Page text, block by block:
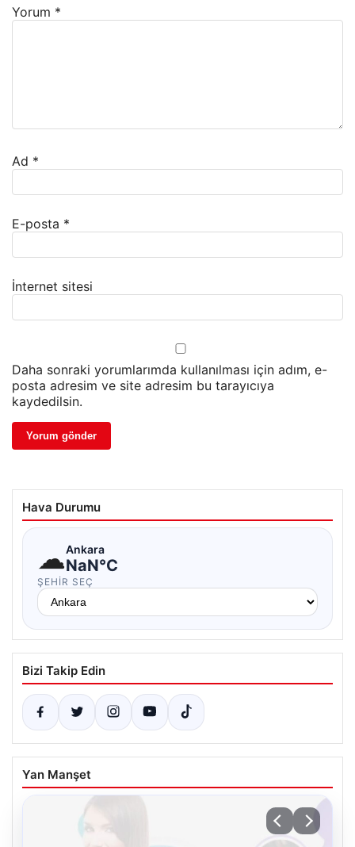
Yorum *
Ad *
E-posta *
İnternet sitesi
Daha sonraki yorumlarımda kullanılması için adım, e-
posta adresim ve site adresim bu tarayıcıya
kaydedilsin.
Hava Durumu
☁Ankara
NaN°C
ŞEHIR SEÇ
Bizi Takip Edin
Yan Manşet